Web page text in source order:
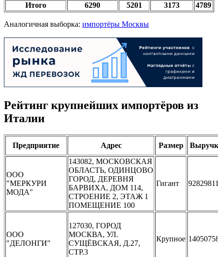
Итого
6290 5201 3173 4789
Аналогичная выборка: импортёры Москвы
Рейтинг крупнейших импортёров из
Италии
Предприятие Адрес Размер
ООО
"МЕРКУРИ
МОДА"
143082, МОСКОВСКАЯ
ОБЛАСТЬ, ОДИНЦОВО
ГОРОД, ДЕРЕВНЯ
БАРВИХА, ДОМ 114,
СТРОЕНИЕ 2, ЭТАЖ 1
ПОМЕЩЕНИЕ 100
Гигант
ООО
"ДЕЛОНГИ"
127030, ГОРОД
МОСКВА, УЛ.
СУЩЁВСКАЯ, Д.27,
СТР.3
Крупное